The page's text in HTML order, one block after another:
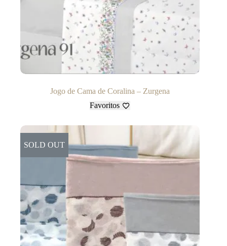
Jogo de Cama de Coralina – Zurgena
Favoritos
SOLD OUT